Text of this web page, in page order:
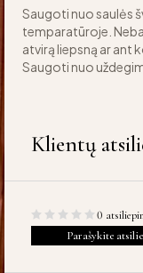
Saugoti nuo saulės
temparatūroje.
atvirą liepsną ar ant
Saugoti nuo
Klientų
0
Parašykite